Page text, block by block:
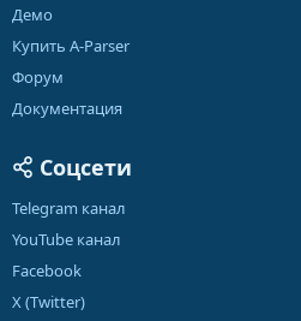
Демо
Купить A-Parser
Форум
Документация
Соцсети
Telegram канал
YouTube канал
Facebook
X (Twitter)